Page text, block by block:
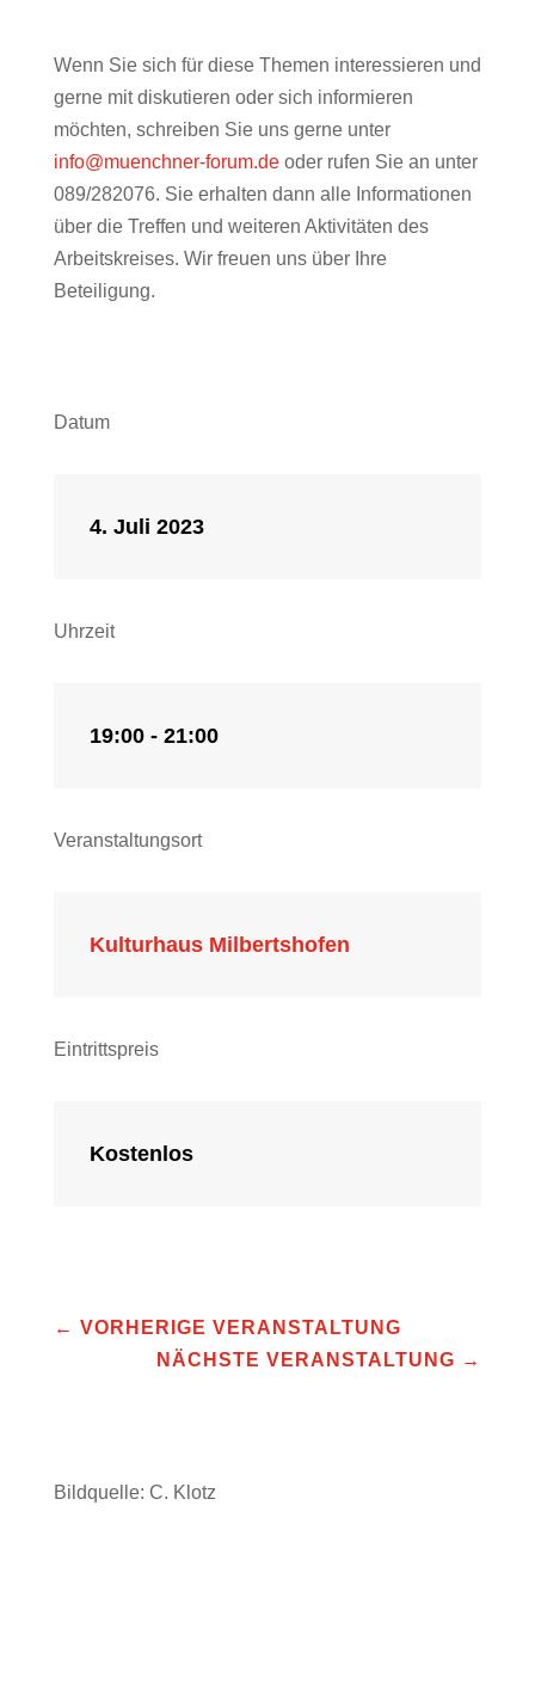
Wenn Sie sich für diese Themen interessieren und
gerne mit diskutieren oder sich informieren
möchten, schreiben Sie uns gerne unter
info@muenchner-forum.deoder rufen Sie an unter
089/282076. Sie erhalten dann alle Informationen
über die Treffen und weiteren Aktivitäten des
Arbeitskreises. Wir freuen uns über Ihre
Beteiligung.
Datum
4. Juli 2023
Uhrzeit
19:00 - 21:00
Veranstaltungsort
Kulturhaus Milbertshofen
Eintrittspreis
Kostenlos
← VORHERIGE VERANSTALTUNG
NÄCHSTE VERANSTALTUNG →
Bildquelle: C. Klotz